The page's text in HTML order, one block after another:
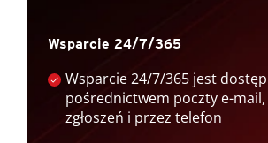
Wsparcie 24/7/365
Wsparcie 24/7/365 jest
pośrednictwem poczty e-
zgłoszeń i przez telefon